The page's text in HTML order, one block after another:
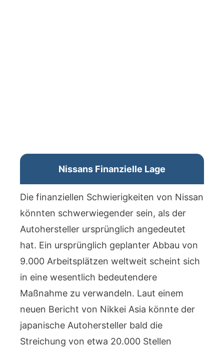
Nissans Finanzielle Lage
Die finanziellen Schwierigkeiten von Nissan
könnten schwerwiegender sein, als der
Autohersteller ursprünglich angedeutet
hat. Ein ursprünglich geplanter Abbau von
9.000 Arbeitsplätzen weltweit scheint sich
in eine wesentlich bedeutendere
Maßnahme zu verwandeln. Laut einem
neuen Bericht von Nikkei Asia könnte der
japanische Autohersteller bald die
Streichung von etwa 20.000 Stellen